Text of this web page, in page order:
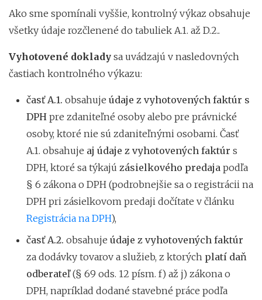
Ako sme spomínali vyššie, kontrolný výkaz obsahuje
všetky údaje rozčlenené do tabuliek A.1. až D.2..
Vyhotovené doklady sa uvádzajú v nasledovných
častiach kontrolného výkazu:
časť A.1. obsahuje údaje z vyhotovených faktúr s
DPH pre zdaniteľné osoby alebo pre právnické
osoby, ktoré nie sú zdaniteľnými osobami. Časť
A.1. obsahuje aj údaje z vyhotovených faktúr s
DPH, ktoré sa týkajú zásielkového predaja podľa
§ 6 zákona o DPH (podrobnejšie sa o registrácii na
DPH pri zásielkovom predaji dočítate v článku
Registrácia na DPH),
časť A.2. obsahuje údaje z vyhotovených faktúr
za dodávky tovarov a služieb, z ktorých platí daň
odberateľ(§ 69 ods. 12 písm. f) až j) zákona o
DPH, napríklad dodané stavebné práce podľa